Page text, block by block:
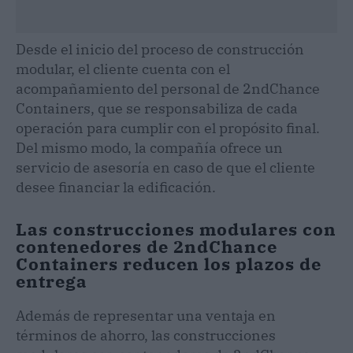
Desde el inicio del proceso de construcción
modular, el cliente cuenta con el
acompañamiento del personal de 2ndChance
Containers, que se responsabiliza de cada
operación para cumplir con el propósito final.
Del mismo modo, la compañía ofrece un
servicio de asesoría en caso de que el cliente
desee financiar la edificación.
Las construcciones modulares con
contenedores de 2ndChance
Containers reducen los plazos de
entrega
Además de representar una ventaja en
términos de ahorro, las construcciones